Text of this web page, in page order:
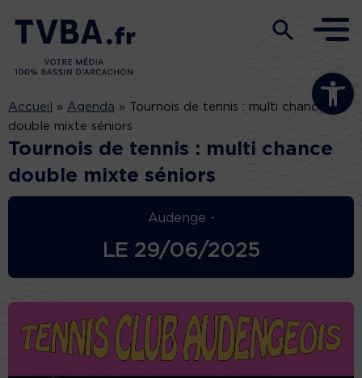
Ouvrir la
Accueil » Agenda »
Tournois de tennis : multi chance
double mixte séniors
Tournois de tennis : multi chance
double mixte séniors
Audenge -
LE 29/06/2025